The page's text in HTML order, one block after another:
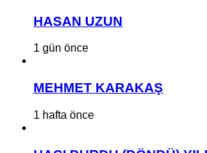
HASAN UZUN
1 gün önce
MEHMET KARAKAŞ
1 hafta önce